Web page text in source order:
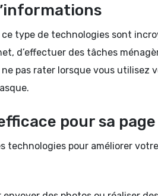
type de technologies sont
d’effectuer des tâches
pas rater lorsque vous utilisez
pour sa
technologies pour améliorer